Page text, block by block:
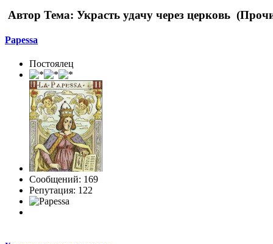
Автор Тема: Украсть удачу через церковь
Papessa
Постоялец
Сообщений: 169
Репутация: 122